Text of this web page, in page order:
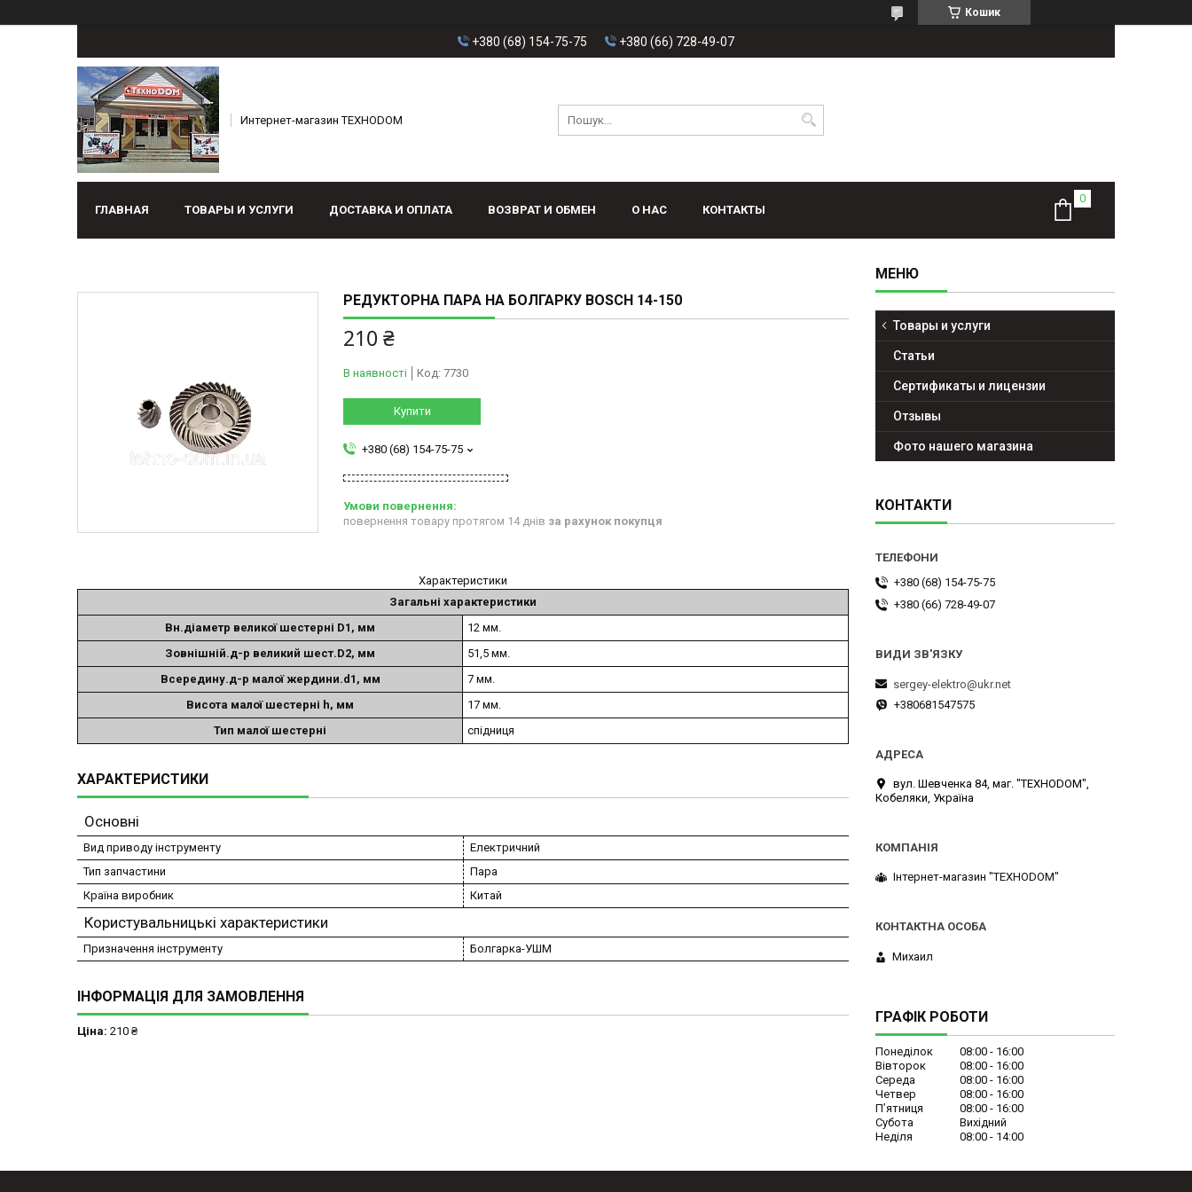
Кошик
+380 (68) 154-75-75 +380 (66) 728-49-07
Интернет-магазин ТЕХНОDOM
ГЛАВНАЯ ТОВАРЫ И УСЛУГИ ДОСТАВКА И ОПЛАТА ВОЗВРАТ И ОБМЕН О НАС КОНТАКТЫ
РЕДУКТОРНА ПАРА НА БОЛГАРКУ BOSCH 14-150
210 ₴
В наявності Код: 7730
Купити
+380 (68) 154-75-75
повернення товару протягом 14 днів за рахунок покупця
Характеристики
Загальні характеристики
Вн.діаметр великої шестерні D1, мм
12 мм.
Зовнішній.д-р великий шест.D2, мм
51,5 мм.
Всередину.д-р малої жердини.d1, мм
7 мм.
Висота малої шестерні h, мм
17 мм.
Тип малої шестерні
спідниця
ХАРАКТЕРИСТИКИ
Основні
Вид приводу інструменту
Електричний
Тип запчастини
Пара
Країна виробник
Китай
Користувальницькі характеристики
Призначення інструменту Болгарка-УШМ
ІНФОРМАЦІЯ ДЛЯ ЗАМОВЛЕННЯ
Ціна: 210 ₴
Товары и услуги
Статьи
Сертификаты и лицензии
Отзывы
Фото нашего магазина
КОНТАКТИ
+380 (68) 154-75-75
+380 (66) 728-49-07
sergey-elektro@ukr.net
+380681547575
вул. Шевченка 84, маг. "ТЕХНОDOM",
Кобеляки, Україна
Інтернет-магазин "ТЕХНОDOM"
Михаил
ГРАФІК РОБОТИ
Понеділок 08:00
16:00
Вівторок
08:00
16:00
Середа
08:00
16:00
Четвер
08:00
16:00
Пʼятниця
08:00
16:00
Субота
Вихідний
Неділя
08:00 14:00